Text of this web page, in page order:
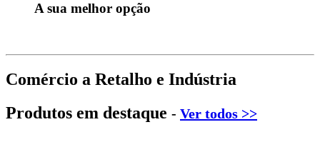
A sua melhor opção
Comércio a Retalho e Indústria
Produtos em destaque - Ver todos >>